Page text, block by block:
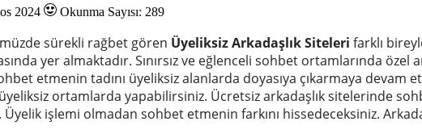
2024 Okunma Sayısı: 289
sürekli rağbet gören Üyeliksiz Arkadaşlık Siteleri farklı
yer almaktadır. Sınırsız ve eğlenceli sohbet ortamlarında
etmenin tadını üyeliksiz alanlarda doyasıya çıkarmaya devam
üyeliksiz ortamlarda yapabilirsiniz. Ücretsiz arkadaşlık sitelerinde
işlemi olmadan sohbet etmenin farkını hissedeceksiniz.